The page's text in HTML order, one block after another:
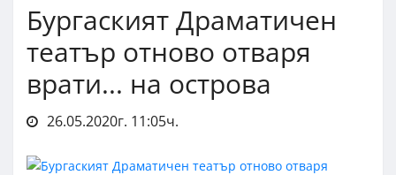
Бургаският Драматичен
театър отново отваря
врати... на острова
26.05.2020г. 11:05ч.